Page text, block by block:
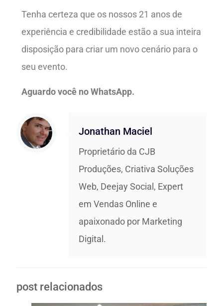
Tenha certeza que os nossos 21 anos de
experiência e credibilidade estão a sua inteira
disposição para criar um novo cenário para o
seu evento.
Aguardo você no WhatsApp.
Jonathan Maciel
Proprietário da CJB
Produções, Criativa Soluções
Web, Deejay Social, Expert
em Vendas Online e
apaixonado por Marketing
Digital.
post relacionados